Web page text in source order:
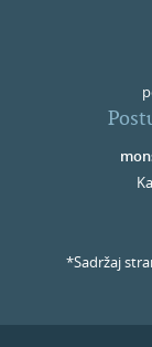
*Sadržaj